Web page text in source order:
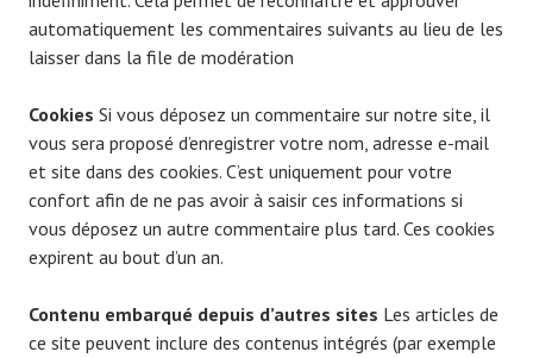
automatiquement les commentaires suivants au lieu de les
laisser dans la file de modération
Cookies Si vous déposez un commentaire sur notre site, il
vous sera proposé d’enregistrer votre nom, adresse e-mail
et site dans des cookies. C’est uniquement pour votre
confort afin de ne pas avoir à saisir ces informations si
vous déposez un autre commentaire plus tard. Ces cookies
expirent au bout d’un an.
Contenu embarqué depuis d’autres sites Les articles de
ce site peuvent inclure des contenus intégrés (par exemple